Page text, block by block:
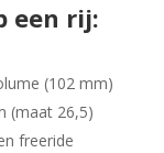
een rij:
(102 mm)
(maat 26,5)
freeride